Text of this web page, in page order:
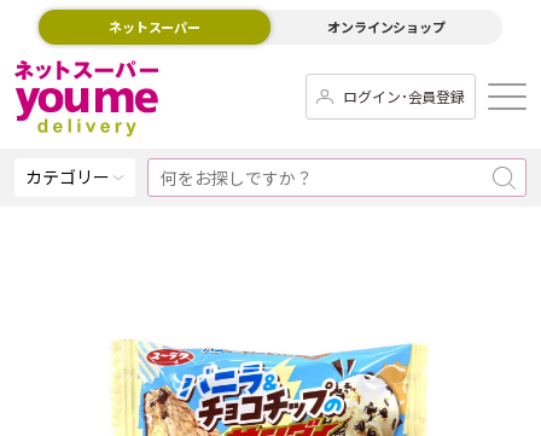
ネットスーパー オンラインショップ
ログイン･会員登録
カテゴリー